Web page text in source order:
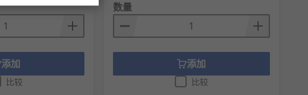
添加
比较
数量
添加
比较